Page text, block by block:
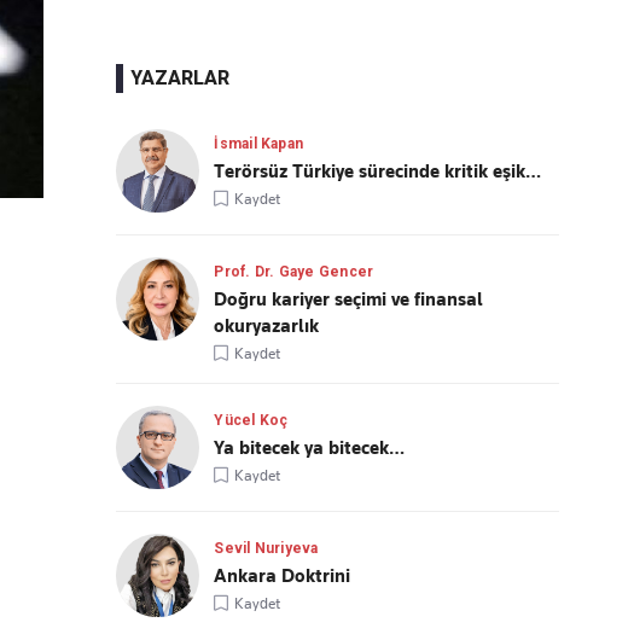
YAZARLAR
İsmail Kapan
Terörsüz Türkiye sürecinde kritik eşik…
Kaydet
Prof. Dr. Gaye Gencer
Doğru kariyer seçimi ve finansal
okuryazarlık
Kaydet
Yücel Koç
Ya bitecek ya bitecek…
Kaydet
Sevil Nuriyeva
Ankara Doktrini
Kaydet